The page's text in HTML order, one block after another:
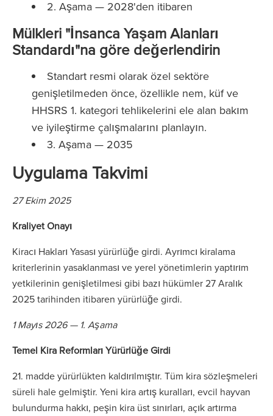
2. Aşama — 2028'den itibaren
Mülkleri "İnsanca Yaşam Alanları
Standardı"na göre değerlendirin
Standart resmi olarak özel sektöre
genişletilmeden önce, özellikle nem, küf ve
HHSRS 1. kategori tehlikelerini ele alan bakım
ve iyileştirme çalışmalarını planlayın.
3. Aşama — 2035
Uygulama Takvimi
27 Ekim 2025
Kraliyet Onayı
Kiracı Hakları Yasası yürürlüğe girdi. Ayrımcı kiralama
kriterlerinin yasaklanması ve yerel yönetimlerin yaptırım
yetkilerinin genişletilmesi gibi bazı hükümler 27 Aralık
2025 tarihinden itibaren yürürlüğe girdi.
1 Mayıs 2026 — 1. Aşama
Temel Kira Reformları Yürürlüğe Girdi
21. madde yürürlükten kaldırılmıştır. Tüm kira sözleşmeleri
süreli hale gelmiştir. Yeni kira artış kuralları, evcil hayvan
bulundurma hakkı, peşin kira üst sınırları, açık artırma